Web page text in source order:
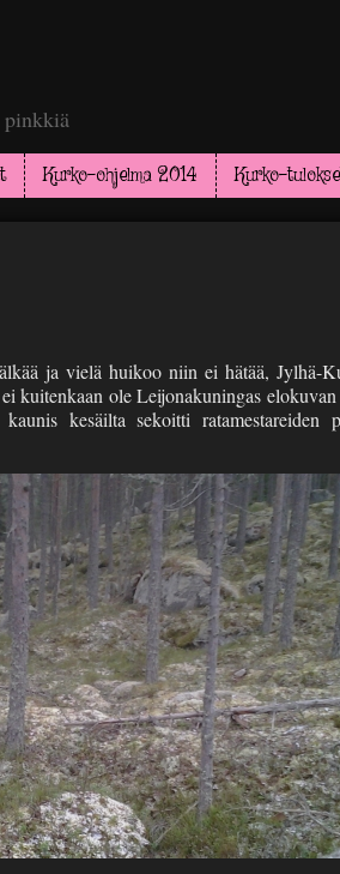
pinkkiä
Kurko-ohjelma 2014 Kurko-
ja vielä huikoo niin ei hätää, Jylhä-
kuitenkaan ole Leijonakuningas
kesäilta sekoitti ratamestareiden